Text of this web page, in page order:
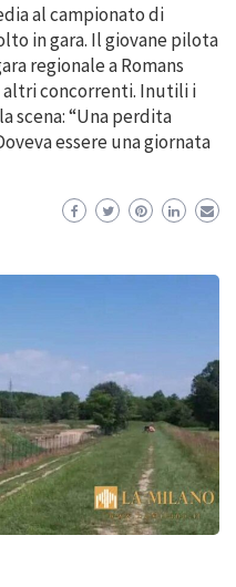
al campionato di
in gara. Il giovane pilota
regionale a Romans
altri concorrenti. Inutili i
scena: “Una perdita
essere una giornata